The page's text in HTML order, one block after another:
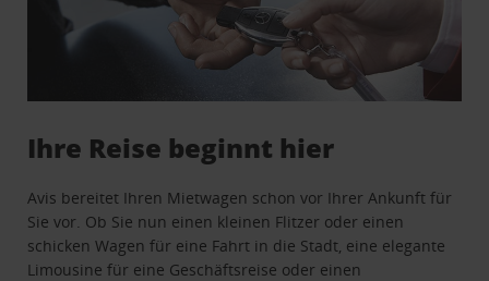
Ihre Reise beginnt hier
Avis bereitet Ihren Mietwagen schon vor Ihrer Ankunft für
Sie vor. Ob Sie nun einen kleinen Flitzer oder einen
schicken Wagen für eine Fahrt in die Stadt, eine elegante
Limousine für eine Geschäftsreise oder einen